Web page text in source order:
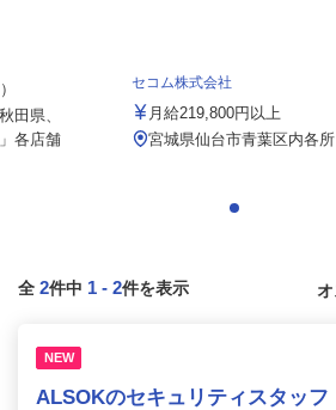
田県、
各店舗
セコム株式会社
月給219,800円以上
宮城県仙台市青葉区内各所
全 2件中 1 - 2件を表示
NEW
ALSOKのセキュリティスタッフ